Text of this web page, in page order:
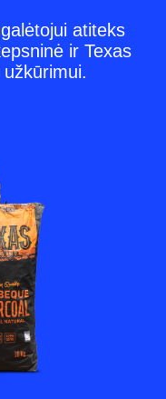
atiteks
ir Texas